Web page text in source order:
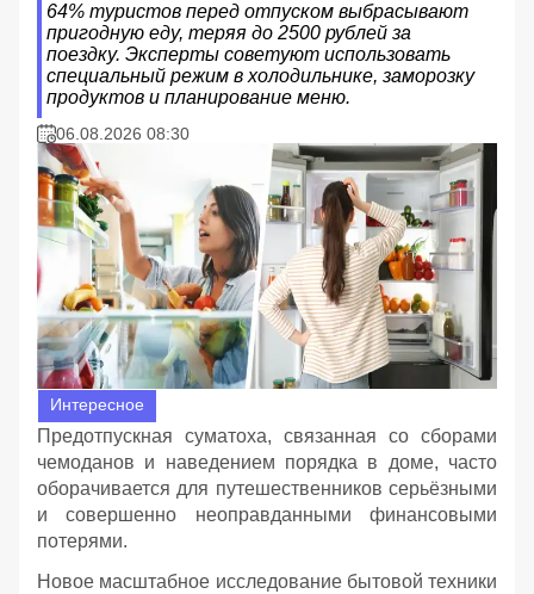
64% туристов перед отпуском выбрасывают
пригодную еду, теряя до 2500 рублей за
поездку. Эксперты советуют использовать
специальный режим в холодильнике, заморозку
продуктов и планирование меню.
06.08.2026 08:30
Интересное
Предотпускная суматоха, связанная со сборами
чемоданов и наведением порядка в доме, часто
оборачивается для путешественников серьёзными
и совершенно неоправданными финансовыми
потерями.
Новое масштабное исследование бытовой техники